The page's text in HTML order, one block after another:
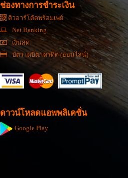
ช่องทางการชำระเงิน
คิวอาร์โค้ดพร้อมเพย์
Net Banking
เงินสด
บัตร เดบิต/เครดิต (ออนไลน์)
ดาวน์โหลดแอพพลิเคชั่น
Google Play